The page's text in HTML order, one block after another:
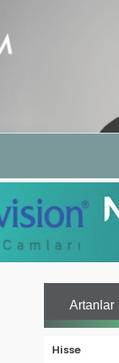
KURUM
Artanlar
Hisse